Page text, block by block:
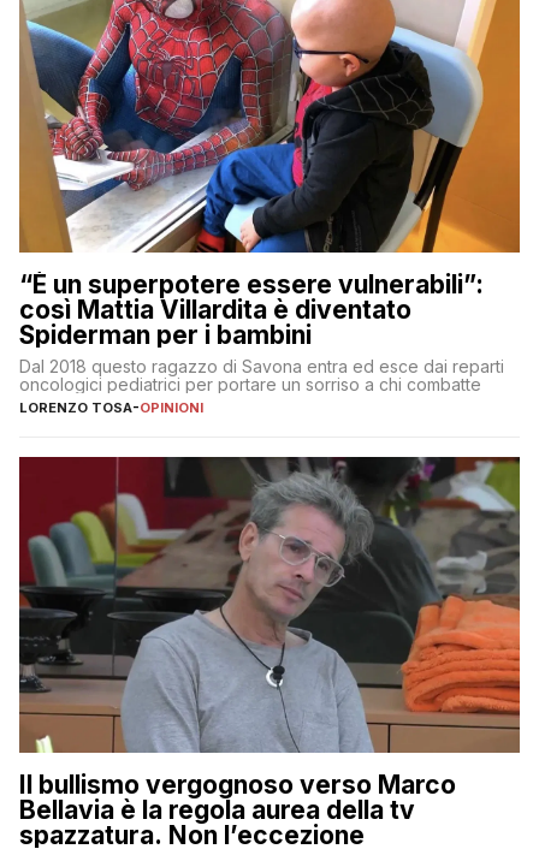
“È un superpotere essere vulnerabili”:
così Mattia Villardita è diventato
Spiderman per i bambini
Dal 2018 questo ragazzo di Savona entra ed esce dai reparti
oncologici pediatrici per portare un sorriso a chi combatte
LORENZO TOSA-OPINIONI
Il bullismo vergognoso verso Marco
Bellavia è la regola aurea della tv
spazzatura. Non l’eccezione